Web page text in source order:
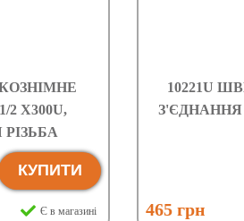
X300U,
КУПИТИ
Є в магазині
10221U
465 грн